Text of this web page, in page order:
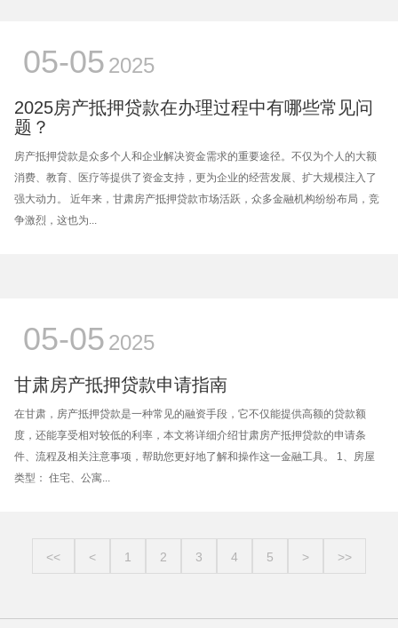
05-05 2025
2025房产抵押贷款在办理过程中有哪些常见问
题？
房产抵押贷款是众多个人和企业解决资金需求的重要途径。不仅为个人的大额
消费、教育、医疗等提供了资金支持，更为企业的经营发展、扩大规模注入了
强大动力。 近年来，甘肃房产抵押贷款市场活跃，众多金融机构纷纷布局，竞
争激烈，这也为...
05-05 2025
甘肃房产抵押贷款申请指南
在甘肃，房产抵押贷款是一种常见的融资手段，它不仅能提供高额的贷款额
度，还能享受相对较低的利率，本文将详细介绍甘肃房产抵押贷款的申请条
件、流程及相关注意事项，帮助您更好地了解和操作这一金融工具。 1、房屋
类型： 住宅、公寓...
<< < 1 2 3 4 5 > >>